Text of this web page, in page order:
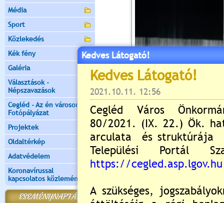
Média
Sport
Közlekedés
Kék fény
Galéria
Választások -
Népszavazások
Cegléd - Az én városom -
Fotópályázat
Projektek
Oldaltérkép
Adatvédelem
Koronavírussal
kapcsolatos közlemények
ESEMÉNYNAPTÁR
Kedves Látogató!